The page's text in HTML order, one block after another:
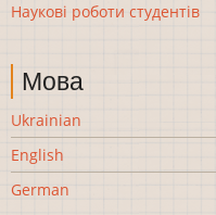
Наукові роботи студентів
Мова
Ukrainian
English
German